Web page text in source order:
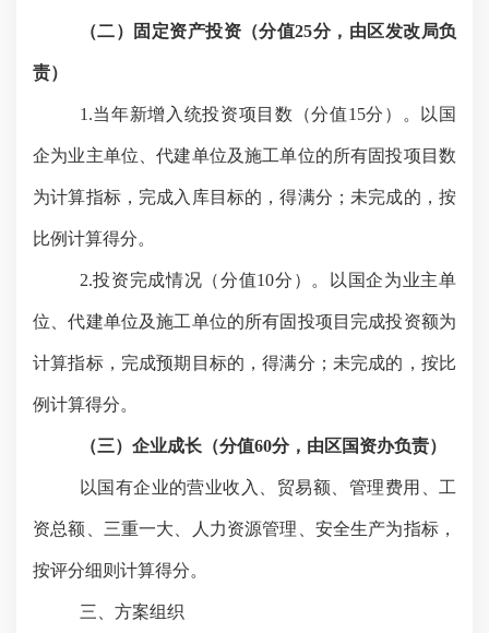
（二） 固定资产投资（分值25分，由区发改局负
责）
1.当年新增入统投资项目数（分值15分）。以国
企为业主单位、代建单位及施工单位的所有固投项目数
为计算指标，完成入库目标的，得满分；未完成的，按
比例计算得分。
2.投资完成情况（分值10分）。以国企为业主单
位、代建单位及施工单位的所有固投项目完成投资额为
计算指标，完成预期目标的，得满分；未完成的，按比
例计算得分。
（三） 企业成长（分值60分，由区国资办负责）
以国有企业的营业收入、贸易额、管理费用、工
资总额、三重一大、人力资源管理、安全生产为指标，
按评分细则计算得分。
三、方案组织